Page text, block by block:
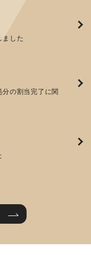
ました
の割当完了に関
回機械工業見本
した
した
予約のご案内 ※
た
門）」に認定さ
知事表彰「優良